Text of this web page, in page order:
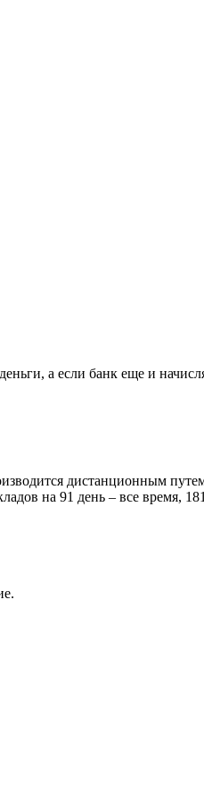
а если банк еще и
дистанционным
на 91 день – все время,